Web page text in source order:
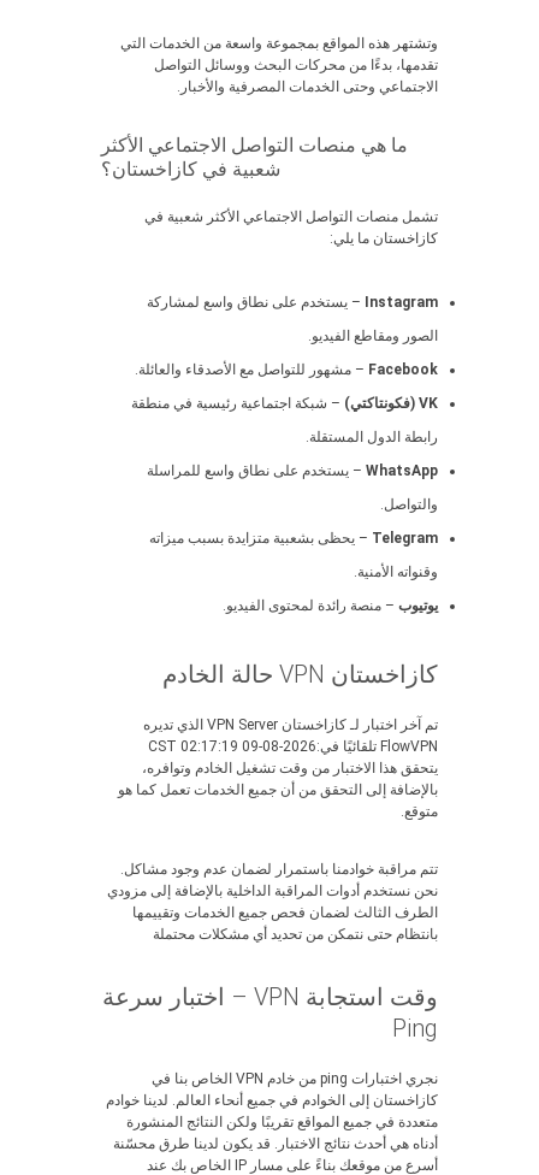
وتشتهر هذه المواقع بمجموعة واسعة من الخدمات التي
تقدمها، بدءًا من محركات البحث ووسائل التواصل
الاجتماعي وحتى الخدمات المصرفية والأخبار.
ما هي منصات التواصل الاجتماعي الأكثر
شعبية في كازاخستان؟
تشمل منصات التواصل الاجتماعي الأكثر شعبية في
كازاخستان ما يلي:
Instagram
– يستخدم على نطاق واسع لمشاركة
الصور ومقاطع الفيديو.
Facebook – مشهور للتواصل مع الأصدقاء والعائلة.
VK (فكونتاكتي)
– شبكة اجتماعية رئيسية في منطقة
رابطة الدول المستقلة.
WhatsApp – يستخدم على نطاق واسع للمراسلة
والتواصل.
Telegram – يحظى بشعبية متزايدة بسبب ميزاته
وقنواته الأمنية.
يوتيوب – منصة رائدة لمحتوى الفيديو.
كازاخستان VPN حالة الخادم
تم آخر اختبار لـ كازاخستان VPN Server الذي تديره
FlowVPN تلقائيًا في:2026-08-09 02:17:19 CST
يتحقق هذا الاختبار من وقت تشغيل الخادم وتوافره،
بالإضافة إلى التحقق من أن جميع الخدمات تعمل كما هو
متوقع.
تتم مراقبة خوادمنا باستمرار لضمان عدم وجود مشاكل.
نحن نستخدم أدوات المراقبة الداخلية بالإضافة إلى مزودي
الطرف الثالث لضمان فحص جميع الخدمات وتقييمها
بانتظام حتى نتمكن من تحديد أي مشكلات محتملة
وقت استجابة VPN – اختبار سرعة
Ping
نجري اختبارات ping من خادم VPN الخاص بنا في
كازاخستان إلى الخوادم في جميع أنحاء العالم. لدينا خوادم
متعددة في جميع المواقع تقريبًا ولكن النتائج المنشورة
أدناه هي أحدث نتائج الاختبار. قد يكون لدينا طرق محسّنة
أسرع من موقعك بناءً على مسار IP الخاص بك عند